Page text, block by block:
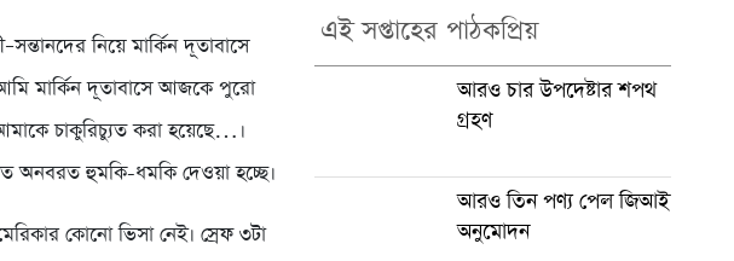
নিয়ে মার্কিন দূতাবাসে
মার্কিন দূতাবাসে আজকে পুরো
চাকুরিচ্যুত করা হয়েছে…।
অনবরত হুমকি-ধমকি দেওয়া হচ্ছে।
কোনো ভিসা নেই। স্রেফ ৩টা
এই সপ্তাহের পাঠকপ্রিয়
আরও চার উপদেষ্টার শপথ
গ্রহণ
আরও তিন পণ্য পেল জিআই
অনুমোদন